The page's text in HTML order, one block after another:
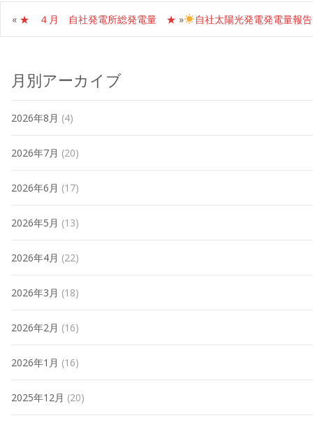
« ★ ４月 自社発電所総発電量 ★ 自社太陽光発電発電量報告
»
月別アーカイブ
2026年8月 (4)
2026年7月 (20)
2026年6月 (17)
2026年5月 (13)
2026年4月 (22)
2026年3月 (18)
2026年2月 (16)
2026年1月 (16)
2025年12月 (20)